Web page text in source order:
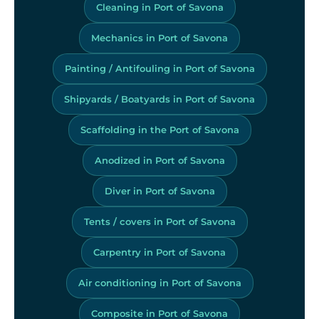
Cleaning in Port of Savona
Mechanics in Port of Savona
Painting / Antifouling in Port of Savona
Shipyards / Boatyards in Port of Savona
Scaffolding in the Port of Savona
Anodized in Port of Savona
Diver in Port of Savona
Tents / covers in Port of Savona
Carpentry in Port of Savona
Air conditioning in Port of Savona
Composite in Port of Savona